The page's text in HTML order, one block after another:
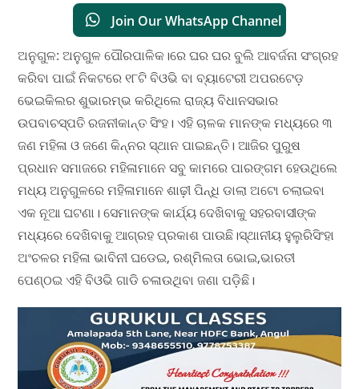
Join Our WhatsApp Channel
ଅନୁଗୁଳ: ଅନୁଗୁଳ ପୌରପାଳିକ।ରେ ଘର ଘର ବୁଲି ଆବର୍ଜନା ସଂଗ୍ରହ
କରିବା ପାଇଁ ନିକଟରେ ୧୮ଟି ବିଓଭି ବା ବ୍ୟାଟେରୀ ଅପରଟେଡ଼
ଭେଇକିଲର ଶୁଭାରମ୍ଭ କରିଥିଲେ ରାଜ୍ୟ ବିଧାନସଭାର
ଉପବାଚସ୍ପତି ରଜନୀକାନ୍ତ ସିଂହ। ଏହି ଚାଳକ ମାନଙ୍କ ମଧ୍ୟରେ ୩
ଜଣ ମହିଳା ଓ ଜଣେ କିନ୍ନର ସ୍ଥାନ ପାଇଛନ୍ତି। ଆଜିର ପୁରୁଷ
ପ୍ରଧାନ ସମାଜରେ ମହିଳାମାନେ ସବୁ କାମରେ ପାରଙ୍ଗମ ହେଉଥିଲେ
ମଧ୍ୟ ଅନୁଗୁଳରେ ମହିଳାମାନେ ଶାଢ଼ୀ ପିନ୍ଧି ଡାଲା ଅଟୋ ଚଲାଇବା
ଏକ ନୂଆ ଘଟଣା। ସେମାନଙ୍କ କାର୍ଯ୍ୟ ଦେଖିବାକୁ ସହରବାସୀଙ୍କ
ମଧ୍ୟରେ ଦେଖିବାକୁ ଆଗ୍ରହ ପ୍ରକାଶ ପାଉଛି।ସ୍ଥାନୀୟ ହୁଲୁରିସିଂହା
ଅଂଚଳର ମହିଳା ଭାବିନୀ ଘଡେଇ, ରଶ୍ମିଲତା ଭୋଇ,ଭାରତୀ
ପେଣ୍ଠଇ ଏହି ବିଓଭି ଗାଡି ଚଳାଉଥିବା ଜଣା ପଡ଼ିଛି।